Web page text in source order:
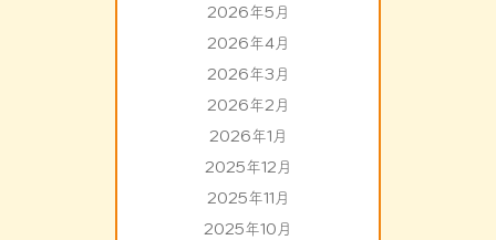
2026年5月
2026年4月
2026年3月
2026年2月
2026年1月
2025年12月
2025年11月
2025年10月